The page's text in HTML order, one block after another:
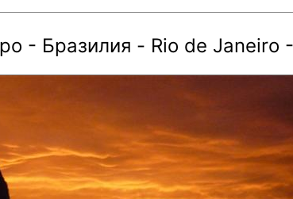
- Бразилия - Rio de Janeiro